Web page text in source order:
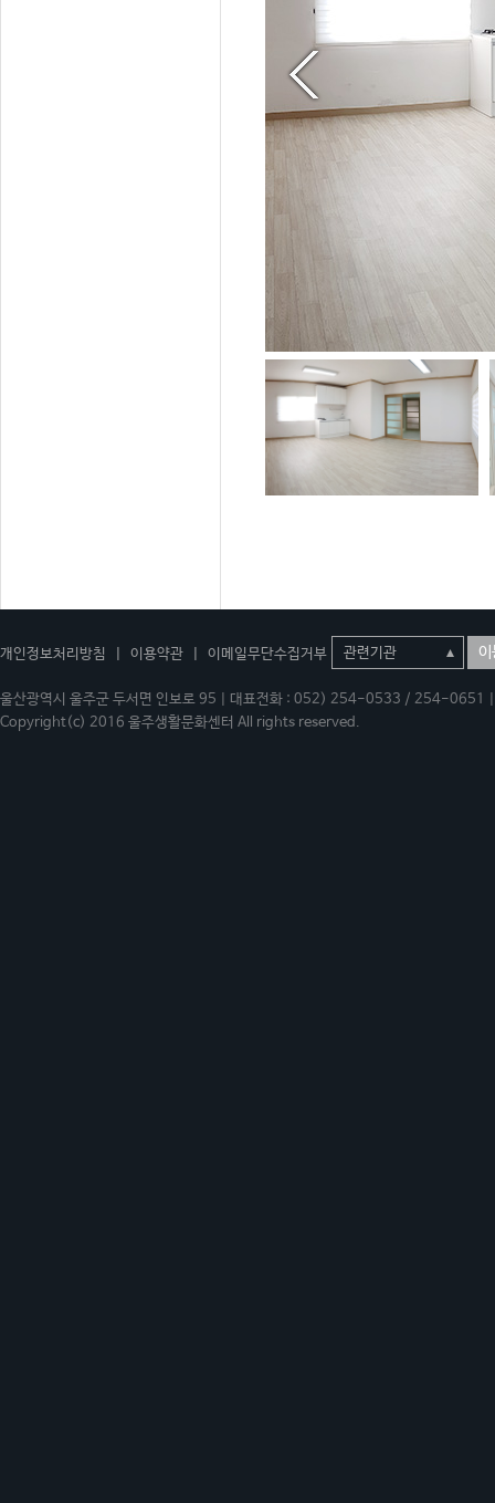
개인정보처리방침 이용약관 이메일무단수집거부 이
울산광역시 울주군 두서면 인보로 95 | 대표전화 : 052) 254-0533 / 254-
Copyright(c) 2016 울주생활문화센터 All rights reserved.